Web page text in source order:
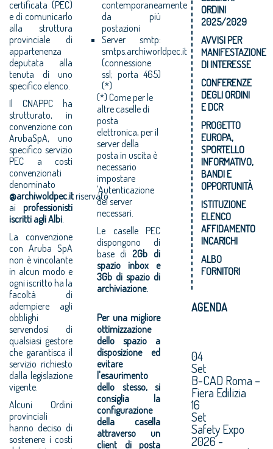
certificata (PEC)
e di comunicarlo
alla struttura
provinciale di
appartenenza
deputata alla
tenuta di uno
specifico elenco.
Il CNAPPC ha
strutturato, in
convenzione con
ArubaSpA, uno
specifico servizio
PEC a costi
convenzionati
denominato
@archiwoldpec.itriservato
ai professionisti
iscritti agli Albi.
La convenzione
con Aruba SpA
non è vincolante
in alcun modo e
ogni iscritto ha la
facoltà di
adempiere agli
obblighi
servendosi di
qualsiasi gestore
che garantisca il
servizio richiesto
dalla legislazione
vigente.
Alcuni Ordini
provinciali
hanno deciso di
sostenere i costi
contemporaneamente
da più
postazioni
Server smtp:
smtps.archiworldpec.it
(connessione
ssl; porta 465)
(*)
(*) Come per le
altre caselle di
posta
elettronica, per il
server della
posta in uscita è
necessario
impostare
'Autenticazione
del server
necessari.
Le caselle PEC
dispongono di
base di2Gb di
spazio inbox e
3Gb di spazio di
archiviazione.
Per una migliore
ottimizzazione
dello spazio a
disposizione ed
evitare
l'esaurimento
dello stesso, si
consiglia la
configurazione
della casella
attraverso un
client di posta
ORDINI
2025/2029
AVVISI PER
MANIFESTAZIONE
DI INTERESSE
CONFERENZE
DEGLI ORDINI
E DCR
PROGETTO
EUROPA,
SPORTELLO
INFORMATIVO,
BANDI E
OPPORTUNITÀ
ISTITUZIONE
ELENCO
AFFIDAMENTO
INCARICHI
ALBO
FORNITORI
AGENDA
04
Set
B-CAD Roma –
Fiera Edilizia
16
Set
Safety Expo
2026 -